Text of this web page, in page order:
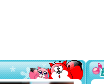
要平安！
[圣诞节]
能正大光